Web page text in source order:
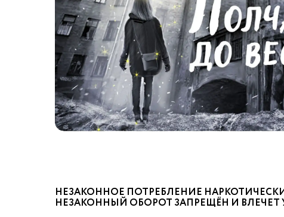
НЕЗАКОННОЕ ПОТРЕБЛЕНИЕ
НЕЗАКОННЫЙ ОБОРОТ ЗАПРЕЩЁН И